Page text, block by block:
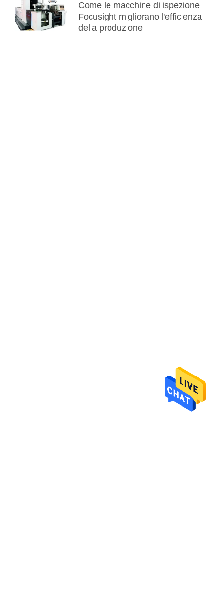
Come le macchine di ispezione
Focusight migliorano l'efficienza
della produzione